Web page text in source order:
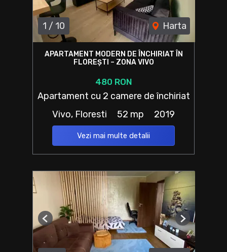
1 / 10 Harta
APARTAMENT MODERN DE ÎNCHIRIAT ÎN
FLOREȘTI – ZONA VIVO
480 RON
Apartament cu 2 camere de închiriat
Vivo, Floresti
52 mp 2019
Vezi mai multe detalii
Previous Next